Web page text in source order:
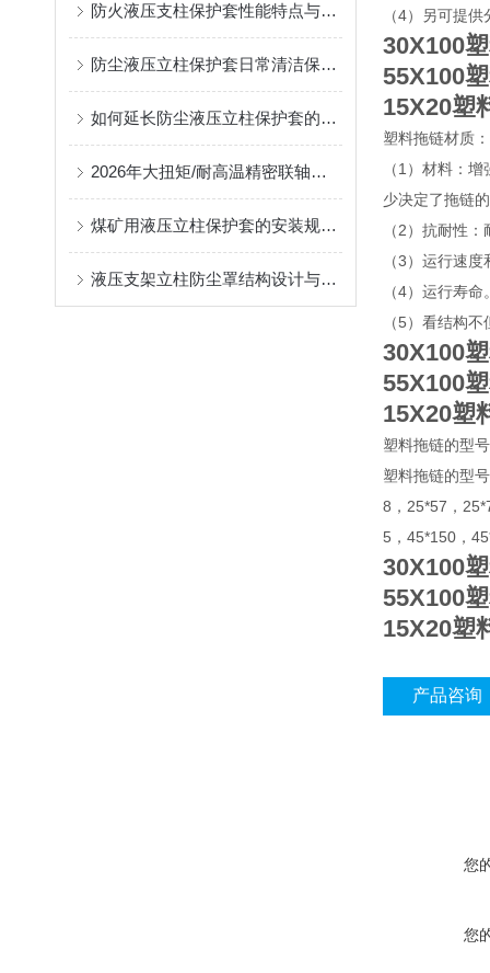
防火液压支柱保护套性能特点与阻燃防护应用
防尘液压立柱保护套日常清洁保养与更换规范
如何延长防尘液压立柱保护套的使用寿命？
2026年大扭矩/耐高温精密联轴器定制找哪家？能实现精准定制的优质厂家盘点
煤矿用液压立柱保护套的安装规范与使用寿命提升方案
液压支架立柱防尘罩结构设计与密封防护原理
（4）另可提
30X100
55X100
15X20塑
塑料拖链材质：
（1）材料：
少决定了拖链
（2）抗耐性
（3）运行速
（4）运行寿命
（5）看结构
30X100
55X100
15X20塑
塑料拖链的型
塑料拖链的型
8，25*57，
5，45*150，
30X100
55X100
15X20塑
产品咨询
您
您